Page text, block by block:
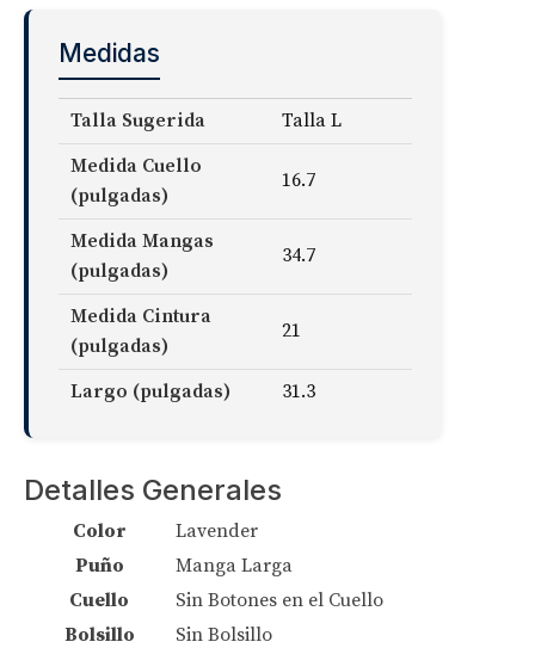
Medidas
Talla Sugerida
Talla L
Medida Cuello
(pulgadas)
16.7
Medida Mangas
(pulgadas)
34.7
Medida Cintura
(pulgadas)
21
Largo (pulgadas) 31.3
Detalles Generales
Color
Lavender
Puño
Manga Larga
Cuello
Sin Botones en el Cuello
Bolsillo
Sin Bolsillo